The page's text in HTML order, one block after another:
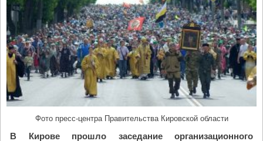
Р
е
с
п
у
б
и
к
Фото пресс-центра Правительства Кировской области
В Кирове прошло заседание организационного